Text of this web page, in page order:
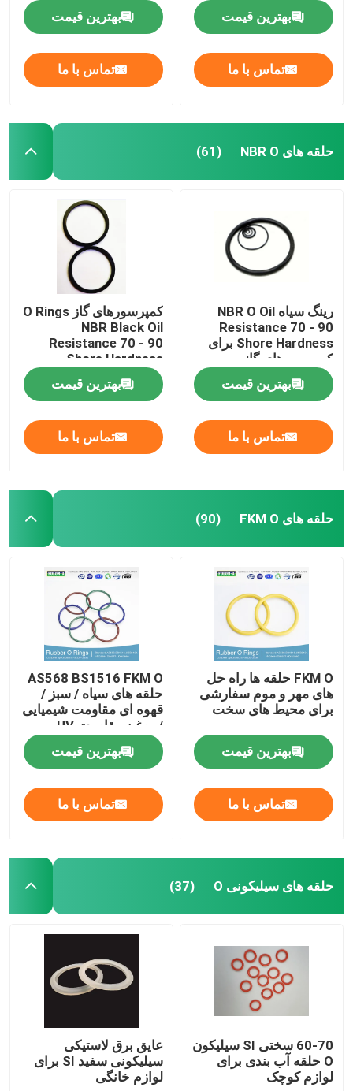
بهترین قیمت
تماس با ما
بهترین قیمت
تماس با ما
حلقه های NBR O (61)
رینگ سیاه NBR O Oil
Resistance 70 - 90
Shore Hardness برای
کمپرسورهای گاز
بهترین قیمت
تماس با ما
کمپرسورهای گاز O Rings
NBR Black Oil
Resistance 70 - 90
Shore Hardness
بهترین قیمت
تماس با ما
حلقه های FKM O (90)
FKM O حلقه ها راه حل
های مهر و موم سفارشی
برای محیط های سخت
بهترین قیمت
تماس با ما
AS568 BS1516 FKM O
حلقه های سیاه / سبز /
قهوه ای مقاومت شیمیایی
/ روغن مقاومت UV
بهترین قیمت
تماس با ما
حلقه های سیلیکونی O (37)
60-70 سختی SI سیلیکون
O حلقه آب بندی برای
لوازم کوچک
عایق برق لاستیکی
سیلیکونی سفید SI برای
لوازم خانگی